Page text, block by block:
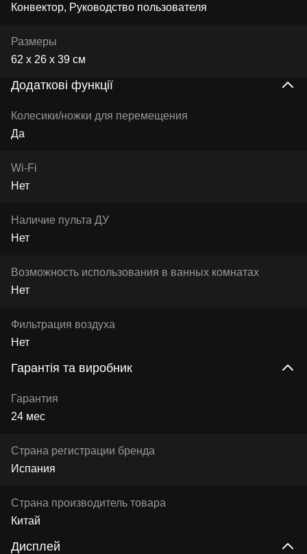
Конвектор, Руководство пользователя
Размеры
62 x 26 x 39 см
Додаткові функції
Колесики/ножки для перемещения
Да
Wi-Fi
Нет
Наличие пульта ДУ
Нет
Возможность использования в ванных комнатах
Нет
Фильтрация воздуха
Нет
Гарантія та виробник
Гарантия
24 мес
Страна регистрации бренда
Испания
Страна производитель товара
Китай
Дисплей